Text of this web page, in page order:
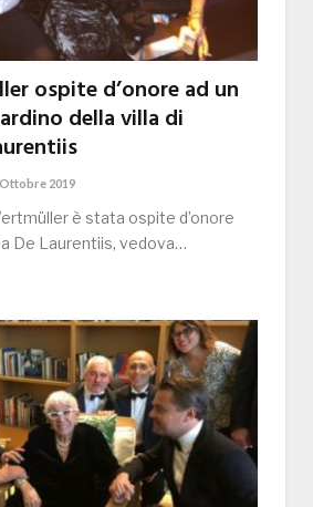
ospite d’onore ad un
della villa di
2019
è stata ospite d’onore
De Laurentiis, vedova…